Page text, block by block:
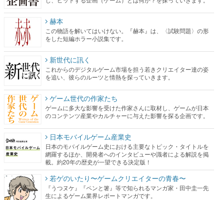
赫本
この物語を解いてはいけない。『赫本』は、〈試験問題〉の形
をした短編ホラー小説集です。
新世代に訊く
これからのデジタルゲーム市場を担う若きクリエイター達の姿
を追い、彼らのルーツと情熱を探っていきます。
ゲーム世代の作家たち
ゲームに多大な影響を受けた作家さんに取材し、ゲームが日本
のコンテンツ産業やカルチャーに与えた影響を探る企画です。
日本モバイルゲーム産業史
日本のモバイルゲーム史における主要なトピック・タイトルを
網羅するほか、開発者へのインタビューや識者による解説を掲
載。約20年の歴史が一望できる決定版！
若ゲのいたり〜ゲームクリエイターの青春〜
『うつヌケ』『ペンと箸』等で知られるマンガ家・田中圭一先
生によるゲーム業界レポートマンガです。